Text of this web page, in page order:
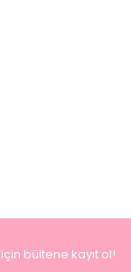
bültene kayıt ol!